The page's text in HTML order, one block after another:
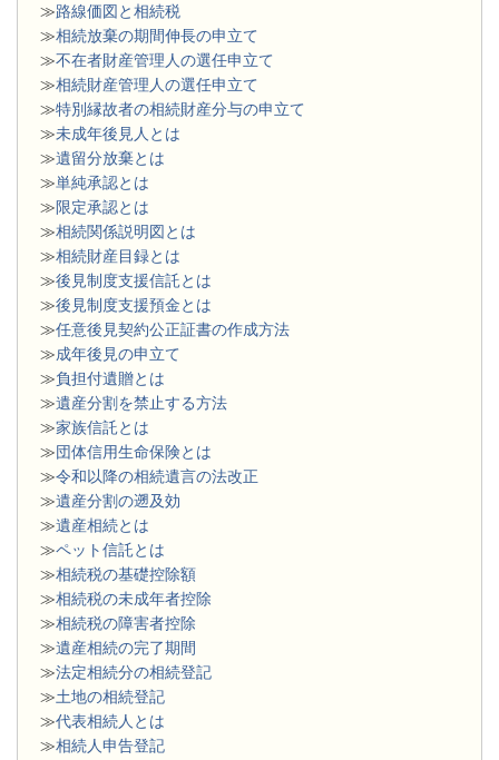
≫路線価図と相続税
≫相続放棄の期間伸長の申立て
≫不在者財産管理人の選任申立て
≫相続財産管理人の選任申立て
≫特別縁故者の相続財産分与の申立て
≫未成年後見人とは
≫遺留分放棄とは
≫単純承認とは
≫限定承認とは
≫相続関係説明図とは
≫相続財産目録とは
≫後見制度支援信託とは
≫後見制度支援預金とは
≫任意後見契約公正証書の作成方法
≫成年後見の申立て
≫負担付遺贈とは
≫遺産分割を禁止する方法
≫家族信託とは
≫団体信用生命保険とは
≫令和以降の相続遺言の法改正
≫遺産分割の遡及効
≫遺産相続とは
≫ペット信託とは
≫相続税の基礎控除額
≫相続税の未成年者控除
≫相続税の障害者控除
≫遺産相続の完了期間
≫法定相続分の相続登記
≫土地の相続登記
≫代表相続人とは
≫相続人申告登記